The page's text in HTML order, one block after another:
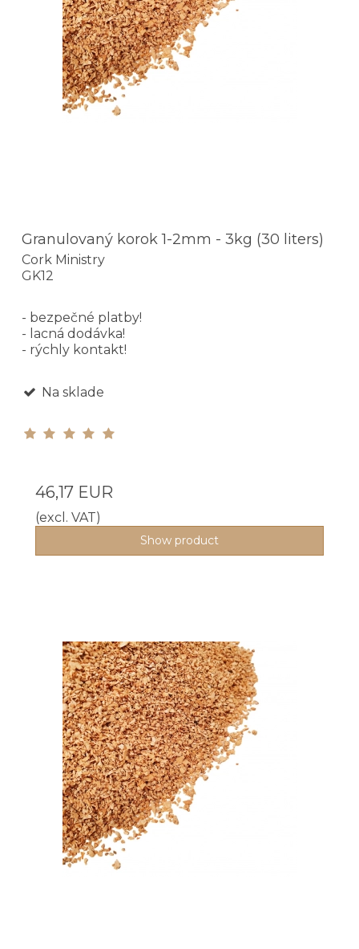
Granulovaný korok 1-2mm - 3kg (30 liters)
Cork Ministry
GK12
- bezpečné platby!
- lacná dodávka!
- rýchly kontakt!
Na sklade
46,17 EUR
(excl. VAT)
Show product